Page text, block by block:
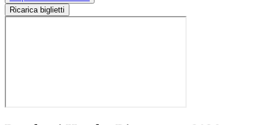
Ricarica biglietti